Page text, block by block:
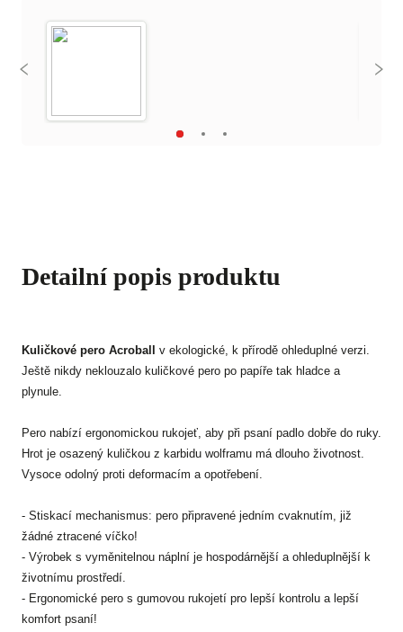
Detailní popis produktu
Kuličkové pero Acroball
v ekologické, k přírodě ohleduplné verzi.
Ještě nikdy neklouzalo kuličkové pero po papíře tak hladce a
plynule.
Pero nabízí ergonomickou rukojeť, aby při psaní padlo dobře do ruky.
Hrot je osazený kuličkou z karbidu wolframu má dlouho životnost.
Vysoce odolný proti deformacím a opotřebení.
- Stiskací mechanismus: pero připravené jedním cvaknutím, již
žádné ztracené víčko!
- Výrobek s vyměnitelnou náplní je hospodárnější a ohleduplnější k
životnímu prostředí.
- Ergonomické pero s gumovou rukojetí pro lepší kontrolu a lepší
komfort psaní!